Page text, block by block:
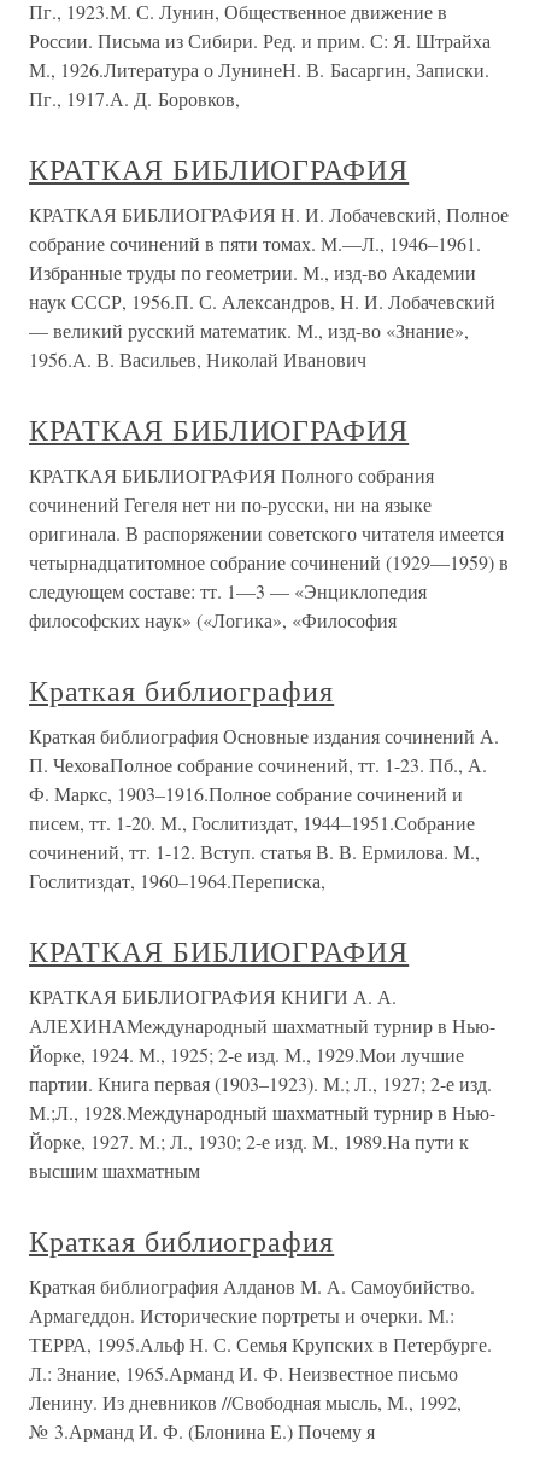
Пг., 1923.М. С. Лунин, Общественное движение в
России. Письма из Сибири. Ред. и прим. С: Я. Штрайха
М., 1926.Литература о ЛунинеН. В. Басаргин, Записки.
Пг., 1917.А. Д. Боровков,
КРАТКАЯ БИБЛИОГРАФИЯ
КРАТКАЯ БИБЛИОГРАФИЯ Н. И. Лобачевский, Полное
собрание сочинений в пяти томах. М.—Л., 1946–1961.
Избранные труды по геометрии. М., изд-во Академии
наук СССР, 1956.П. С. Александров, Н. И. Лобачевский
— великий русский математик. М., изд-во «Знание»,
1956.A. В. Васильев, Николай Иванович
КРАТКАЯ БИБЛИОГРАФИЯ
КРАТКАЯ БИБЛИОГРАФИЯ Полного собрания
сочинений Гегеля нет ни по-русски, ни на языке
оригинала. В распоряжении советского читателя имеется
четырнадцатитомное собрание сочинений (1929—1959) в
следующем составе: тт. 1—3 — «Энциклопедия
философских наук» («Логика», «Философия
Краткая библиография
Краткая библиография Основные издания сочинений А.
П. ЧеховаПолное собрание сочинений, тт. 1-23. Пб., А.
Ф. Маркс, 1903–1916.Полное собрание сочинений и
писем, тт. 1-20. М., Гослитиздат, 1944–1951.Собрание
сочинений, тт. 1-12. Вступ. статья В. В. Ермилова. М.,
Гослитиздат, 1960–1964.Переписка,
КРАТКАЯ БИБЛИОГРАФИЯ
КРАТКАЯ БИБЛИОГРАФИЯ КНИГИ А. А.
АЛЕХИНАМеждународный шахматный турнир в Нью-
Йорке, 1924. М., 1925; 2-е изд. М., 1929.Мои лучшие
партии. Книга первая (1903–1923). М.; Л., 1927; 2-е изд.
М.;Л., 1928.Международный шахматный турнир в Нью-
Йорке, 1927. М.; Л., 1930; 2-е изд. М., 1989.На пути к
высшим шахматным
Краткая библиография
Краткая библиография Алданов М. А. Самоубийство.
Армагеддон. Исторические портреты и очерки. М.:
ТЕРРА, 1995.Альф Н. С. Семья Крупских в Петербурге.
Л.: Знание, 1965.Арманд И. Ф. Неизвестное письмо
Ленину. Из дневников //Свободная мысль, М., 1992,
№ 3.Арманд И. Ф. (Блонина Е.) Почему я